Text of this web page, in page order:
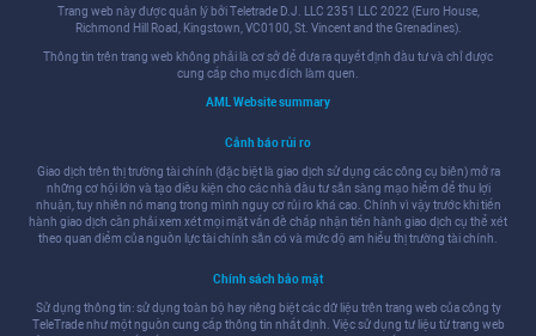
Trang web này được quản lý bởi Teletrade D.J. LLC 2351 LLC 2022 (Euro House,
Richmond Hill Road, Kingstown, VC0100, St. Vincent and the Grenadines).
Thông tin trên trang web không phải là cơ sở để đưa ra quyết định đầu tư và chỉ được
cung cấp cho mục đích làm quen.
AML Website summary
Cảnh báo rủi ro
Giao dịch trên thị trường tài chính (đặc biệt là giao dịch sử dụng các công cụ biên) mở ra
những cơ hội lớn và tạo điều kiện cho các nhà đầu tư sẵn sàng mạo hiểm để thu lợi
nhuận, tuy nhiên nó mang trong mình nguy cơ rủi ro khá cao. Chính vì vậy trước khi tiến
hành giao dịch cần phải xem xét mọi mặt vấn đề chấp nhận tiến hành giao dịch cụ thể xét
theo quan điểm của nguồn lực tài chính sẵn có và mức độ am hiểu thị trường tài chính.
Chính sách bảo mật
Sử dụng thông tin: sử dụng toàn bộ hay riêng biệt các dữ liệu trên trang web của công ty
TeleTrade như một nguồn cung cấp thông tin nhất định. Việc sử dụng tư liệu từ trang web